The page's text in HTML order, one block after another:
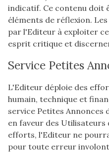
indicatif. Ce contenu doit
éléments de réflexion.
par l'Editeur à exploiter
esprit critique et
Service Petites
L'Editeur déploie des
humain, technique et
service Petites Annonces
en faveur des Utilisateurs
efforts, l'Editeur ne
pour toute erreur